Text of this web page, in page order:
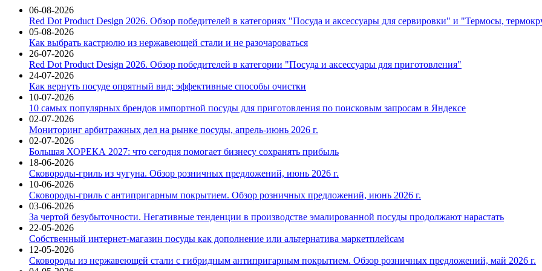
06-08-2026
Red Dot Product Design 2026. Обзор победителей в категориях "Посуда и аксессуары для сервировки" и "Термосы,
05-08-2026
Как выбрать кастрюлю из нержавеющей стали и не разочароваться
26-07-2026
Red Dot Product Design 2026. Обзор победителей в категории "Посуда и аксессуары для приготовления"
24-07-2026
Как вернуть посуде опрятный вид: эффективные способы очистки
10-07-2026
10 самых популярных брендов импортной посуды для приготовления по поисковым запросам в Яндексе
02-07-2026
Мониторинг арбитражных дел на рынке посуды, апрель-июнь 2026 г.
02-07-2026
Большая ХОРЕКА 2027: что сегодня помогает бизнесу сохранять прибыль
18-06-2026
Сковороды-гриль из чугуна. Обзор розничных предложений, июнь 2026 г.
10-06-2026
Сковороды-гриль с антипригарным покрытием. Обзор розничных предложений, июнь 2026 г.
03-06-2026
За чертой безубыточности. Негативные тенденции в производстве эмалированной посуды продолжают нарастать
22-05-2026
Собственный интернет-магазин посуды как дополнение или альтернатива маркетплейсам
12-05-2026
Сковороды из нержавеющей стали с гибридным антипригарным покрытием. Обзор розничных предложений, май 2026 г.